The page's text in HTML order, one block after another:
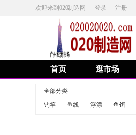
欢迎来到020制造网 登录 注册
首页 逛市场
全部分类
钓竿
鱼线 浮漂 鱼饵